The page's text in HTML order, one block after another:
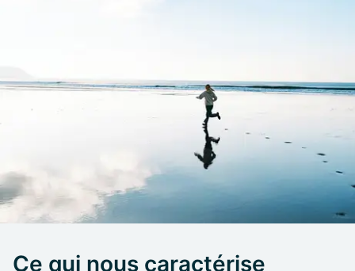
Ce qui nous caractérise